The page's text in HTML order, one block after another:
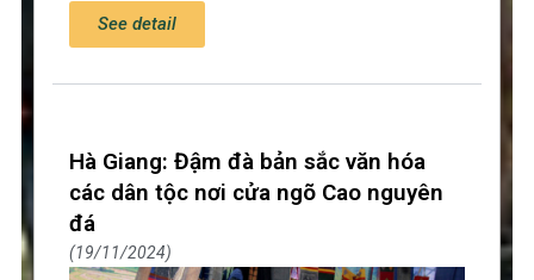
See detail
Hà Giang: Đậm đà bản sắc văn hóa
các dân tộc nơi cửa ngõ Cao nguyên
đá
19/11/2024